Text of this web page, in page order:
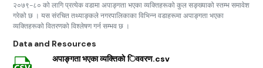
२०७९-८० को लागि प्रत्येक वडामा अपाङ्गता भएका व्यक्तिहरूको कुल सङ्ख्याको स्तम्भ समावेश
गरेको छ । यस संरचित तथ्याङ्कले नगरपालिकाका विभिन्न वडाहरूमा अपाङ्गता भएका
व्यक्तिहरूको वितरणको विश्लेषण गर्न सम्भव छ ।
Data and Resources
अपाङ्गता भएका व्यक्तिकाे िववरण.csv